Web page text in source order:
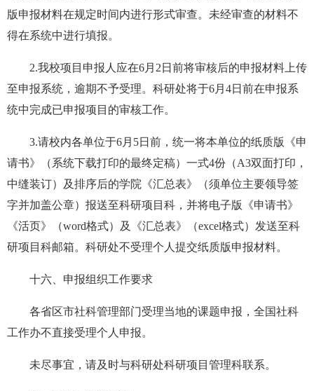
版申报材料在规定时间内进行形式审查。未经审查的材料不
得在系统中进行填报。
2.我校项目申报人应在6月2日前将审核后的申报材料上传
至申报系统，逾期不予受理。科研处将于6月4日前在申报系
统中完成已申报项目的审核工作。
3.请校内各单位于6月5日前，统一将本单位的纸质版《申
请书》（系统下载打印的最终定稿）一式4份（A3双面打印，
中缝装订）及排序后的学院《汇总表》（须单位主要领导签
字并加盖公章）报送至科研项目科，并将电子版《申请书》
《活页》（word格式）及《汇总表》（excel格式）发送至科
研项目科邮箱。科研处不受理个人提交纸质版申报材料。
十六、申报组织工作要求
各省区市社科管理部门受理当地的课题申报，全国社科
工作办不直接受理个人申报。
未尽事宜，请及时与科研处科研项目管理科联系。